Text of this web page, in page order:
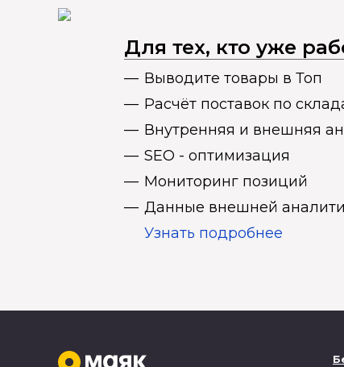
Для тех, кто уже
Выводите товары в Топ
Расчёт поставок по
Внутренняя и внешняя
SEO - оптимизация
Мониторинг позиций
Данные внешней
Узнать подробнее